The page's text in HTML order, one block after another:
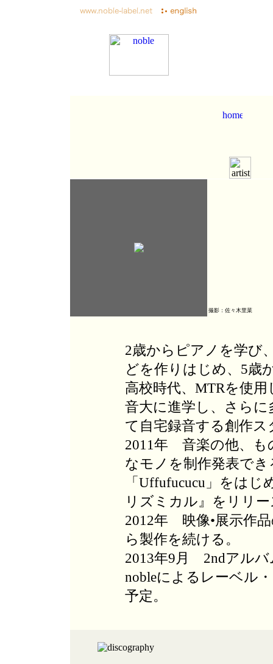
撮影：佐々木里菜
2歳からピアノを学び
どを作りはじめ、5歳
高校時代、MTRを使
音大に進学し、さら
て自宅録音する創作
2011年 音楽の他、も
なモノを制作発表で
「Uffufucucu」をは
リズミカル』をリリ
2012年 映像•展示作
ら製作を続ける。
2013年9月 2ndアルバ
nobleによるレーベル
予定。